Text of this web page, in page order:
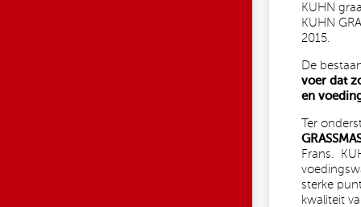
KUHN
KUHN
2015.
De
voer dat
en
Ter
Frans.
sterke
kwaliteit